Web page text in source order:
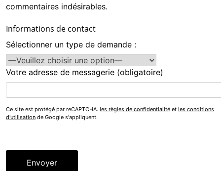
commentaires indésirables.
Informations de contact
Sélectionner un type de demande :
Votre adresse de messagerie (obligatoire)
Ce site est protégé par reCAPTCHA. les règles de confidentialité et les conditions
d'utilisation de Google s'appliquent.